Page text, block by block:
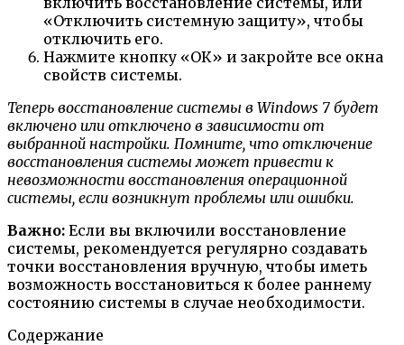
«Отключить системную защиту», чтобы
отключить его.
Нажмите кнопку «ОК» и закройте все окна
свойств системы.
Теперь восстановление системы в Windows 7 будет
включено или отключено в зависимости от
выбранной настройки. Помните, что отключение
восстановления системы может привести к
невозможности восстановления операционной
системы, если возникнут проблемы или ошибки.
Важно: Если вы включили восстановление
системы, рекомендуется регулярно создавать
точки восстановления вручную, чтобы иметь
возможность восстановиться к более раннему
состоянию системы в случае необходимости.
Содержание